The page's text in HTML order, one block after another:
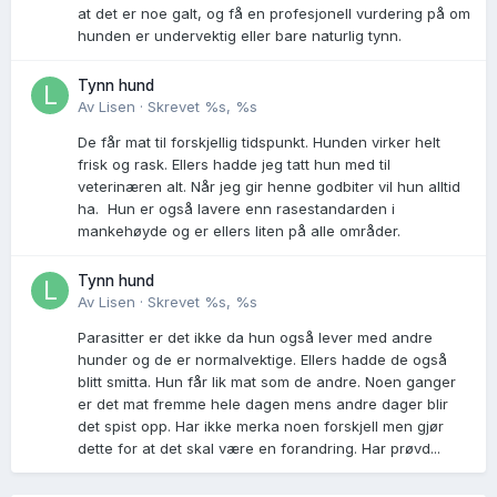
at det er noe galt, og få en profesjonell vurdering på om
hunden er undervektig eller bare naturlig tynn.
Tynn hund
Av Lisen · Skrevet %s, %s
De får mat til forskjellig tidspunkt. Hunden virker helt
frisk og rask. Ellers hadde jeg tatt hun med til
veterinæren alt. Når jeg gir henne godbiter vil hun alltid
ha. Hun er også lavere enn rasestandarden i
mankehøyde og er ellers liten på alle områder.
Tynn hund
Av Lisen · Skrevet %s, %s
Parasitter er det ikke da hun også lever med andre
hunder og de er normalvektige. Ellers hadde de også
blitt smitta. Hun får lik mat som de andre. Noen ganger
er det mat fremme hele dagen mens andre dager blir
det spist opp. Har ikke merka noen forskjell men gjør
dette for at det skal være en forandring. Har prøvd...